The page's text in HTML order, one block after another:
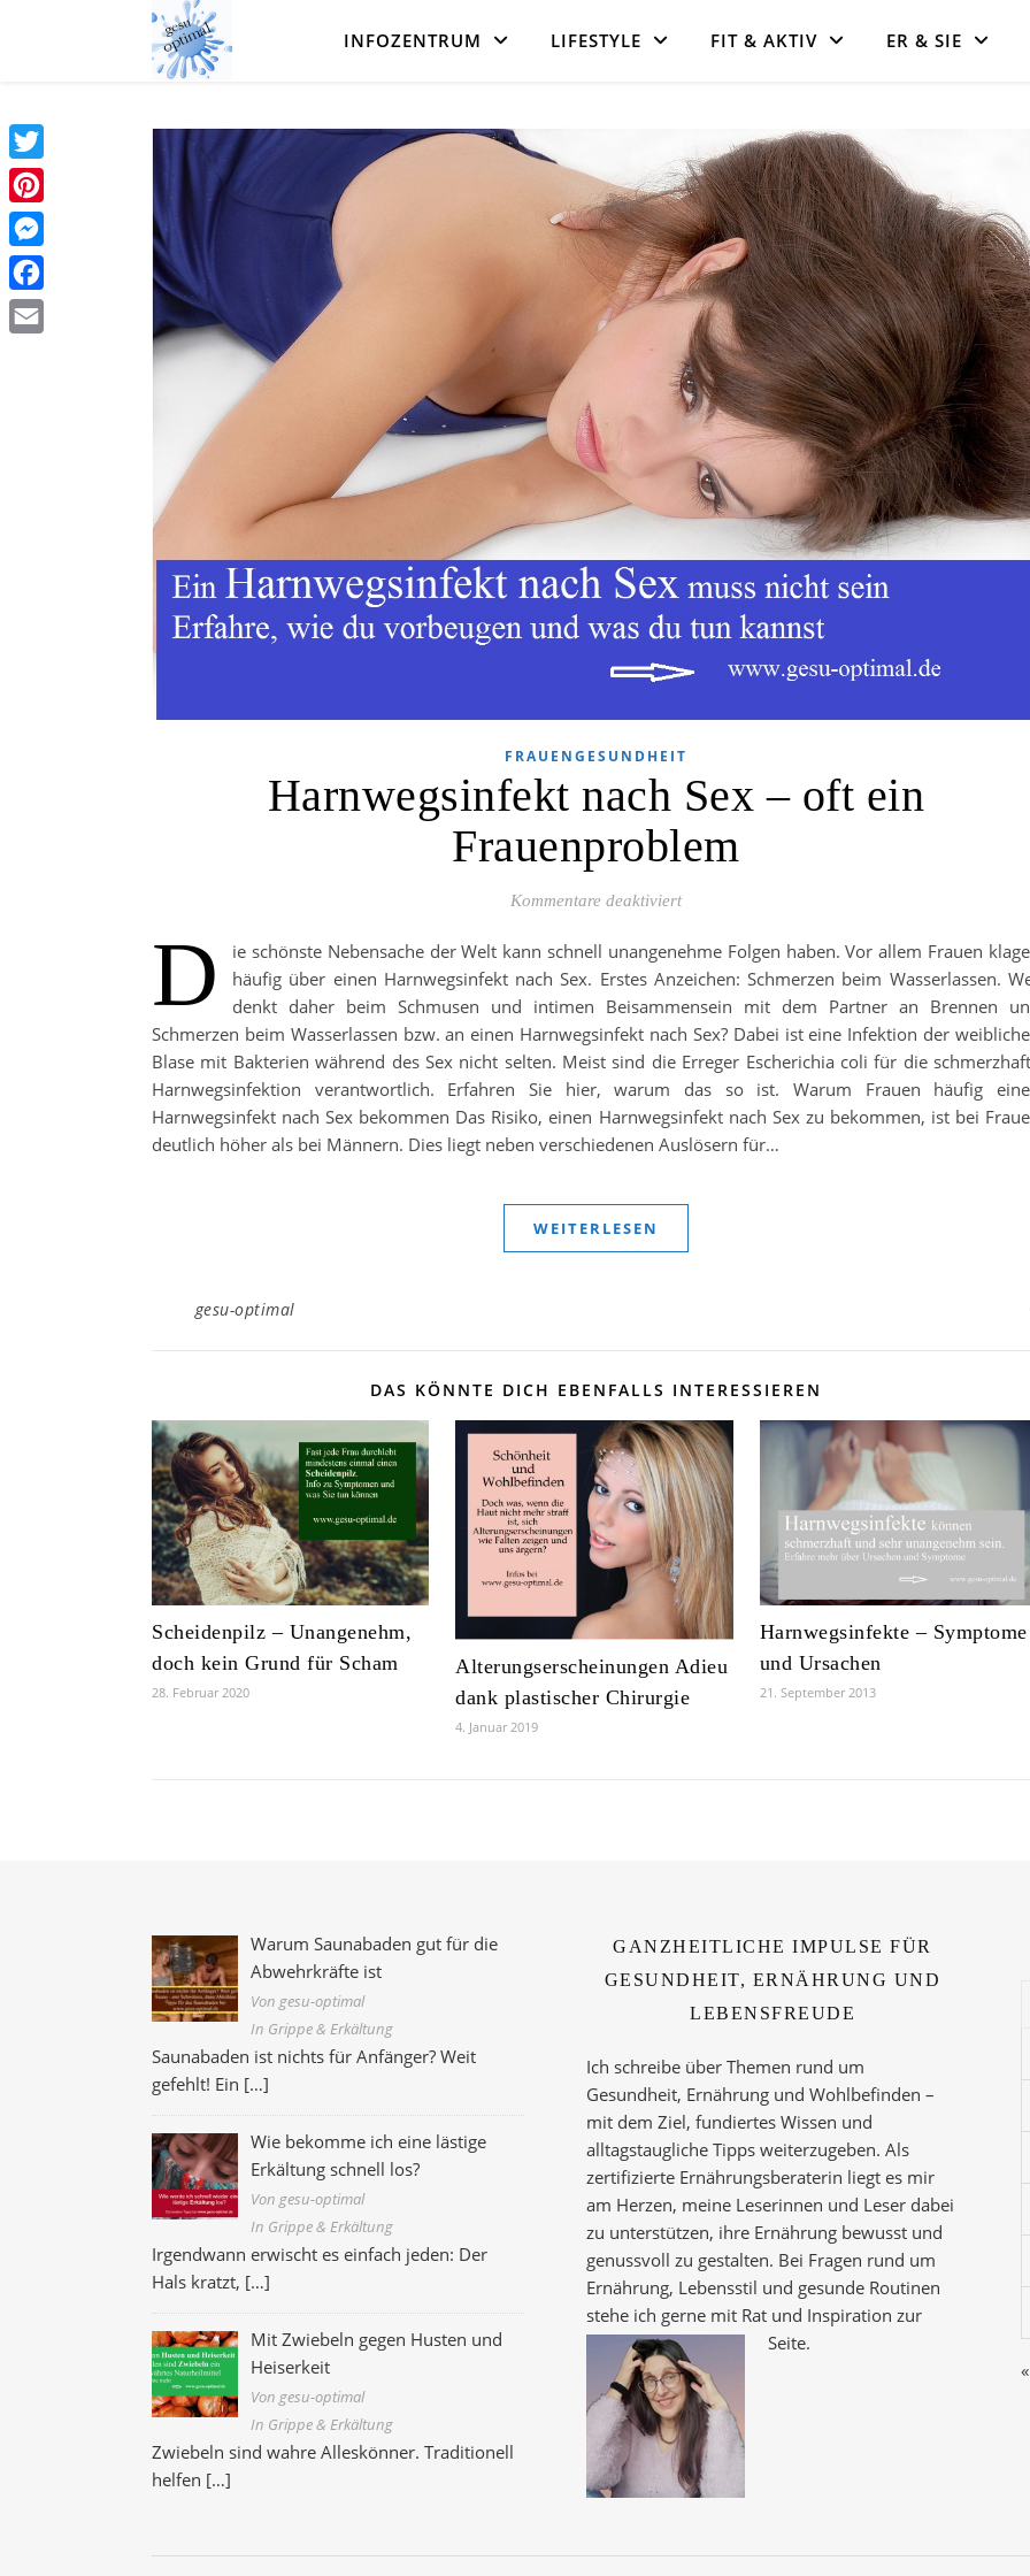
INFOZENTRUM LIFESTYLE FIT & AKTIV ER & SIE
FRAUENGESUNDHEIT
Harnwegsinfekt nach Sex – oft ein
Frauenproblem
Kommentare deaktiviertfür Harnwegsinfekt nach Sex – oft ein
D
ie schönste Nebensache der Welt kann schnell unangenehme Folgen haben. Vor allem Frauen
häufig über einen Harnwegsinfekt nach Sex. Erstes Anzeichen: Schmerzen beim Wasserlassen.
denkt daher beim Schmusen und intimen Beisammensein mit dem Partner an Brennen
Schmerzen beim Wasserlassen bzw. an einen Harnwegsinfekt nach Sex? Dabei ist eine Infektion der
Blase mit Bakterien während des Sex nicht selten. Meist sind die Erreger Escherichia coli für die
Harnwegsinfektion verantwortlich. Erfahren Sie hier, warum das so ist. Warum Frauen häufig
Harnwegsinfekt nach Sex bekommen Das Risiko, einen Harnwegsinfekt nach Sex zu bekommen, ist bei
deutlich höher als bei Männern. Dies liegt neben verschiedenen Auslösern für…
WEITERLESEN
gesu-optimal
DAS KÖNNTE DICH EBENFALLS INTERESSIEREN
Scheidenpilz – Unangenehm,
doch kein Grund für Scham
28. Februar 2020
Alterungserscheinungen Adieu
dank plastischer Chirurgie
4. Januar 2019
Harnwegsinfekte – Symptome
und Ursachen
21. September 2013
Warum Saunabaden gut für die
Abwehrkräfte ist
Von gesu-optimal
In Grippe & Erkältung
Saunabaden ist nichts für Anfänger? Weit
gefehlt! Ein […]
Wie bekomme ich eine lästige
Erkältung schnell los?
Von gesu-optimal
In Grippe & Erkältung
Irgendwann erwischt es einfach jeden: Der
Hals kratzt, […]
Mit Zwiebeln gegen Husten und
Heiserkeit
Von gesu-optimal
In Grippe & Erkältung
Zwiebeln sind wahre Alleskönner. Traditionell
helfen […]
GANZHEITLICHE IMPULSE FÜR
GESUNDHEIT, ERNÄHRUNG UND
LEBENSFREUDE
Ich schreibe über Themen rund um
Gesundheit, Ernährung und Wohlbefinden –
mit dem Ziel, fundiertes Wissen und
alltagstaugliche Tipps weiterzugeben. Als
zertifizierte Ernährungsberaterin liegt es mir
am Herzen, meine Leserinnen und Leser dabei
zu unterstützen, ihre Ernährung bewusst und
genussvoll zu gestalten. Bei Fragen rund um
Ernährung, Lebensstil und gesunde Routinen
stehe ich gerne mit Rat und Inspiration zur
Seite.
Twitter
Pinterest
Messenger
Facebook